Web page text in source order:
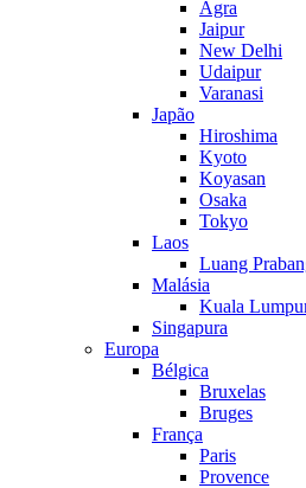
Agra
Jaipur
New Delhi
Udaipur
Varanasi
Japão
Hiroshima
Kyoto
Koyasan
Osaka
Tokyo
Laos
Luang
Malásia
Kuala
Singapura
Europa
Bélgica
Bruxelas
Bruges
França
Paris
Provence